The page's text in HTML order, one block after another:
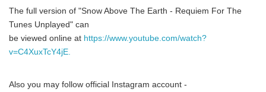
The full version of "Snow Above The Earth - Requiem For The
Tunes Unplayed" can
be viewed online at https://www.youtube.com/watch?
v=C4XuxTcY4jE.
Also you may follow official Instagram account -